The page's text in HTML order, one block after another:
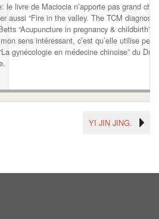
le livre de Maciocia n’apporte pas grand
aussi “Fire in the valley. The TCM
“Acupuncture in pregnancy &
sens intéressant, c’est qu’elle utilise
gynécologie en médecine chinoise” du Dr
YI JIN JING.